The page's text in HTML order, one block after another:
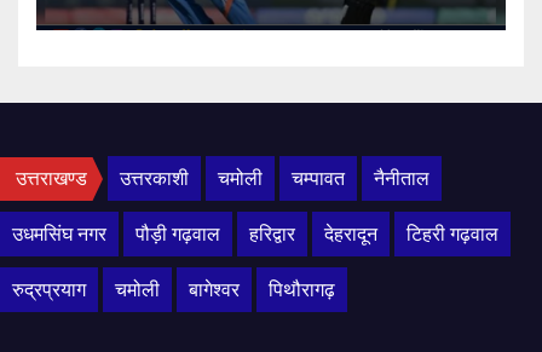
उत्तराखण्ड उत्तरकाशी चमोली चम्पावत नैनीताल
उधमसिंघ नगर पौड़ी गढ़वाल हरिद्वार देहरादून टिहरी गढ़वाल
रुद्रप्रयाग चमोली बागेश्वर पिथौरागढ़